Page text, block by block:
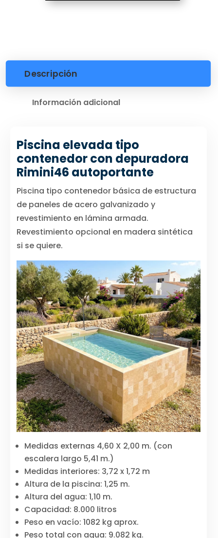
Descripción
Información adicional
Piscina elevada tipo
contenedor con depuradora
Rimini46 autoportante
Piscina tipo contenedor básica de estructura
de paneles de acero galvanizado y
revestimiento en lámina armada.
Revestimiento opcional en madera sintética
si se quiere.
Medidas externas 4,60 X 2,00 m. (con
escalera largo 5,41 m.)
Medidas interiores: 3,72 x 1,72 m
Altura de la piscina: 1,25 m.
Altura del agua: 1,10 m.
Capacidad: 8.000 litros
Peso en vacío: 1082 kg aprox.
Peso total con agua: 9.082 kg.